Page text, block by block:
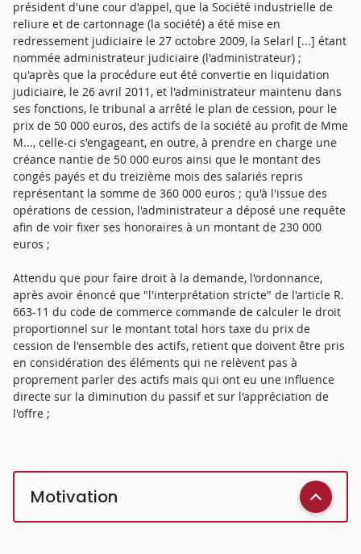
président d'une cour d'appel, que la Société industrielle de
reliure et de cartonnage (la société) a été mise en
redressement judiciaire le 27 octobre 2009, la Selarl [...] étant
nommée administrateur judiciaire (l'administrateur) ;
qu'après que la procédure eut été convertie en liquidation
judiciaire, le 26 avril 2011, et l'administrateur maintenu dans
ses fonctions, le tribunal a arrêté le plan de cession, pour le
prix de 50 000 euros, des actifs de la société au profit de Mme
M..., celle-ci s'engageant, en outre, à prendre en charge une
créance nantie de 50 000 euros ainsi que le montant des
congés payés et du treizième mois des salariés repris
représentant la somme de 360 000 euros ; qu'à l'issue des
opérations de cession, l'administrateur a déposé une requête
afin de voir fixer ses honoraires à un montant de 230 000
euros ;
Attendu que pour faire droit à la demande, l'ordonnance,
après avoir énoncé que "l'interprétation stricte" de l'article R.
663-11 du code de commerce commande de calculer le droit
proportionnel sur le montant total hors taxe du prix de
cession de l'ensemble des actifs, retient que doivent être pris
en considération des éléments qui ne relèvent pas à
proprement parler des actifs mais qui ont eu une influence
directe sur la diminution du passif et sur l'appréciation de
l'offre ;
Motivation